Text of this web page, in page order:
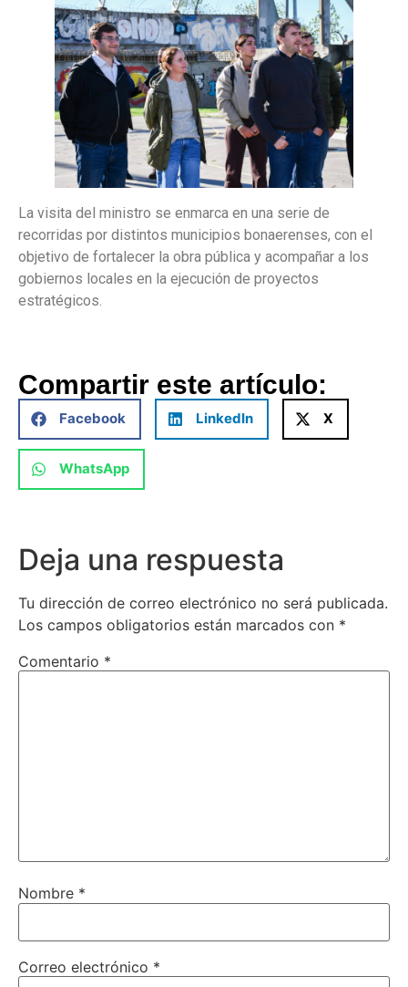
La visita del ministro se enmarca en una serie de
recorridas por distintos municipios bonaerenses, con el
objetivo de fortalecer la obra pública y acompañar a los
gobiernos locales en la ejecución de proyectos
estratégicos.
Compartir este artículo:
Facebook LinkedIn X
WhatsApp
Deja una respuesta
Tu dirección de correo electrónico no será publicada.
Los campos obligatorios están marcados con *
Comentario *
Nombre *
Correo electrónico *